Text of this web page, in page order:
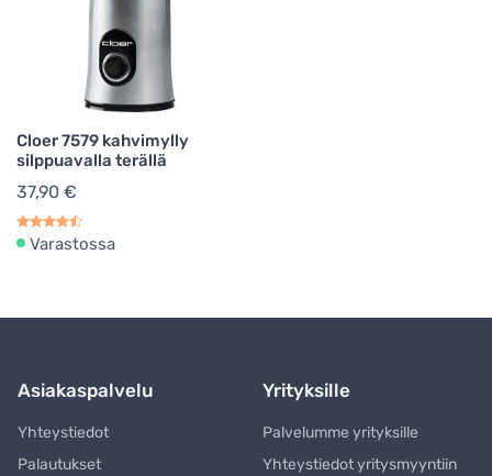
Cloer 7579 kahvimylly
silppuavalla terällä
37,90 €
Varastossa
Asiakaspalvelu
Yhteystiedot
Palautukset
Yrityksille
Palvelumme yrityksille
Yhteystiedot yritysmyyntiin